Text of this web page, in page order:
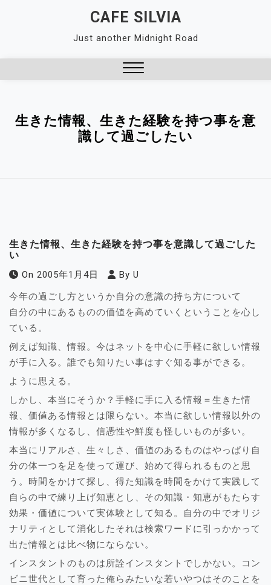
CAFE SILVIA
Just another Midnight Road
生きた情報、生きた経験を持つ事を意
識して過ごしたい
生きた情報、生きた経験を持つ事を意識して過ごした
い
On 2005年1月4日 By U
今年の過ごし方というか自分の意識の持ち方について
自分の中にあるものの価値を高めていくということを心し
ている。
例えば知識、情報。今はネットを中心に手軽に欲しい情報
が手に入る。誰でも知りたい事はすぐ知る事ができる。
ように思える。
しかし、本当にそうか？手軽に手に入る情報＝生きた情
報、価値ある情報とは限らない。本当に欲しい情報以外の
情報が多くなるし、信憑性や鮮度も怪しいものが多い。
本当にリアルさ、生々しさ、価値のあるものはやっぱり自
分の体一つを足を使って運び、始めて得られるものと思
う。時間をかけて探し、得た知識を時間をかけて実践して
自らの中で練り上げ知恵とし、その知識・知恵がもたらす
効果・価値について実体験として知る。自分の中でオリジ
ナリティとして消化したそれは検索ワードに引っかかって
出た情報とは比べ物にならない。
インスタントのものは所詮インスタントでしかない。コン
ビニ世代として育った俺らみたいな若いやつはそのことを